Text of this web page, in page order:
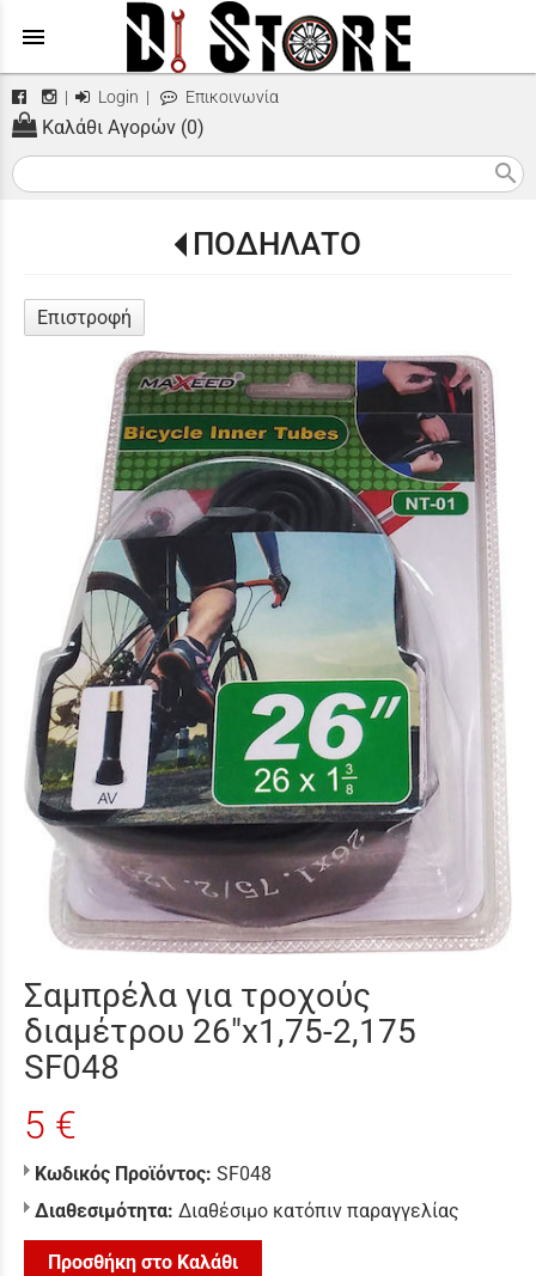
menu
| Login | Επικοινωνία
Καλάθι Αγορών (0)
search
ΠΟΔΗΛΑΤΟ
Επιστροφή
Σαμπρέλα για τροχούς
διαμέτρου 26″x1,75-2,175
SF048
5 €
Κωδικός Προϊόντος: SF048
Διαθεσιμότητα: Διαθέσιμο κατόπιν παραγγελίας
Προσθήκη στο Καλάθι